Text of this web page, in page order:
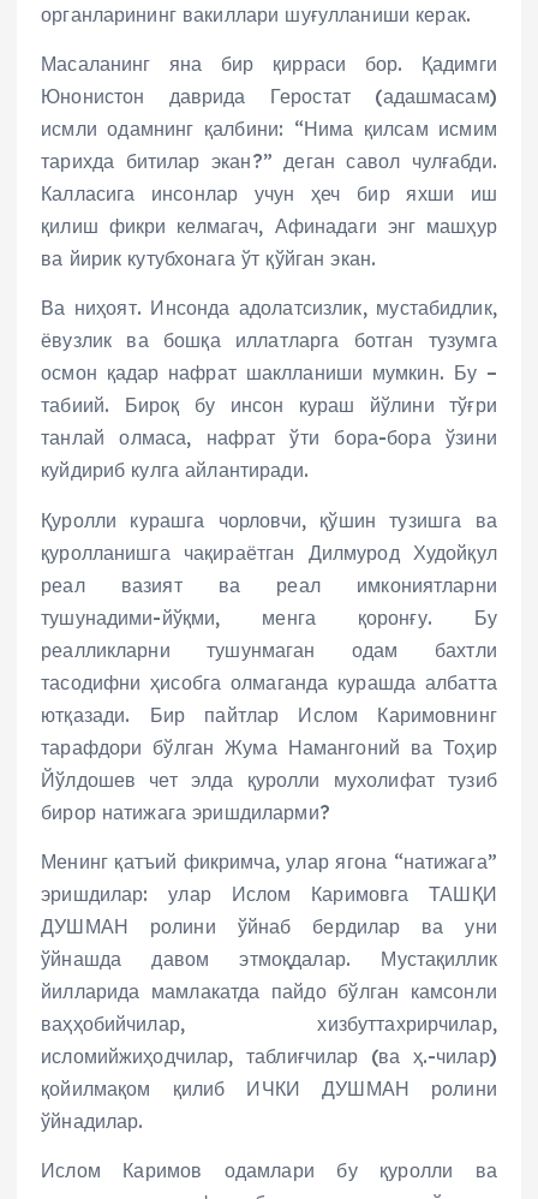
органларининг вакиллари шуғулланиши керак.
Масаланинг яна бир қирраси бор. Қадимги
Юнонистон даврида Геростат (адашмасам)
исмли одамнинг қалбини: “Нима қилсам исмим
тарихда битилар экан?” деган савол чулғабди.
Калласига инсонлар учун ҳеч бир яхши иш
қилиш фикри келмагач, Афинадаги энг машҳур
ва йирик кутубхонага ўт қўйган экан.
Ва ниҳоят. Инсонда адолатсизлик, мустабидлик,
ёвузлик ва бошқа иллатларга ботган тузумга
осмон қадар нафрат шаклланиши мумкин. Бу –
табиий. Бироқ бу инсон кураш йўлини тўғри
танлай олмаса, нафрат ўти бора-бора ўзини
куйдириб кулга айлантиради.
Қуролли курашга чорловчи, қўшин тузишга ва
қуролланишга чақираётган Дилмурод Худойқул
реал вазият ва реал имкониятларни
тушунадими-йўқми, менга қоронғу. Бу
реалликларни тушунмаган одам бахтли
тасодифни ҳисобга олмаганда курашда албатта
ютқазади. Бир пайтлар Ислом Каримовнинг
тарафдори бўлган Жума Намангоний ва Тоҳир
Йўлдошев чет элда қуролли мухолифат тузиб
бирор натижага эришдиларми?
Менинг қатъий фикримча, улар ягона “натижага”
эришдилар: улар Ислом Каримовга ТАШҚИ
ДУШМАН ролини ўйнаб бердилар ва уни
ўйнашда давом этмоқдалар. Мустақиллик
йилларида мамлакатда пайдо бўлган камсонли
ваҳҳобийчилар, хизбуттахрирчилар,
исломийжиҳодчилар, таблиғчилар (ва ҳ.-чилар)
қойилмақом қилиб ИЧКИ ДУШМАН ролини
ўйнадилар.
Ислом Каримов одамлари бу қуролли ва